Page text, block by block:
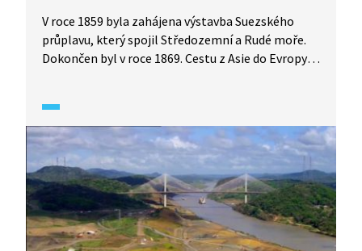
V roce 1859 byla zahájena výstavba Suezského
průplavu, který spojil Středozemní a Rudé moře.
Dokončen byl v roce 1869. Cestu z Asie do Evropy